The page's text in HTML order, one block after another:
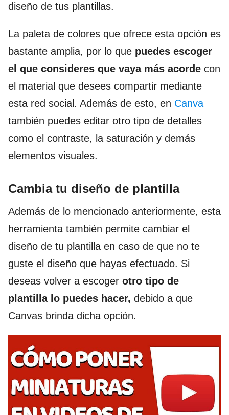
diseño de tus plantillas.
La paleta de colores que ofrece esta opción es
bastante amplia, por lo que puedes escoger
el que consideres que vaya más acorde con
el material que desees compartir mediante
esta red social. Además de esto, en Canva
también puedes editar otro tipo de detalles
como el contraste, la saturación y demás
elementos visuales.
Cambia tu diseño de plantilla
Además de lo mencionado anteriormente, esta
herramienta también permite cambiar el
diseño de tu plantilla en caso de que no te
guste el diseño que hayas efectuado. Si
deseas volver a escoger otro tipo de
plantilla lo puedes hacer, debido a que
Canvas brinda dicha opción.